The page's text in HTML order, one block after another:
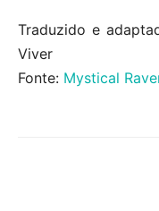
Traduzido e
Viver
Fonte: Mystical